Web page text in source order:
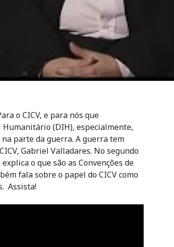
o CICV, e para nós que
(DIH), especialmente,
parte da guerra. A guerra tem
Gabriel Valladares. No segundo
o que são as Convenções de
fala sobre o papel do CICV como
Assista!